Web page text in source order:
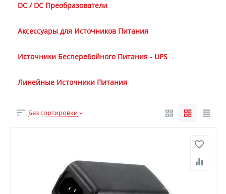
DC / DC Преобразователи
Аксессуары для Источников Питания
Источники Бесперебойного Питания - UPS
Линейные Источники Питания
Без сортировки